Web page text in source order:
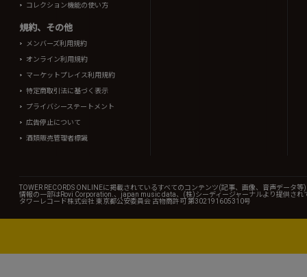
コレクション機能の使い方
規約、その他
メンバーズ利用規約
オンライン利用規約
マーケットプレイス利用規約
特定商取引法に基づく表示
プライバシーステートメント
広告停止について
酒類販売管理者標識
TOWER RECORDS ONLINEに掲載されているすべてのコンテンツ(記事、画像、音声データ
情報の一部はRovi Corporation.、japan music data、(株)シーディージャーナルより提供され
タワーレコード株式会社 東京都公安委員会 古物商許可 第302191605310号